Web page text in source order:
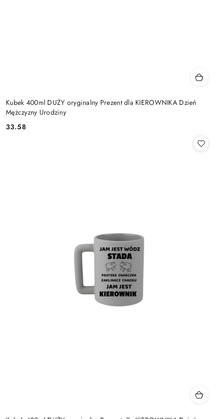
Kubek 400ml DUŻY oryginalny Prezent dla KIEROWNIKA Dzień
Mężczyzny Urodziny
Cena:
33.58